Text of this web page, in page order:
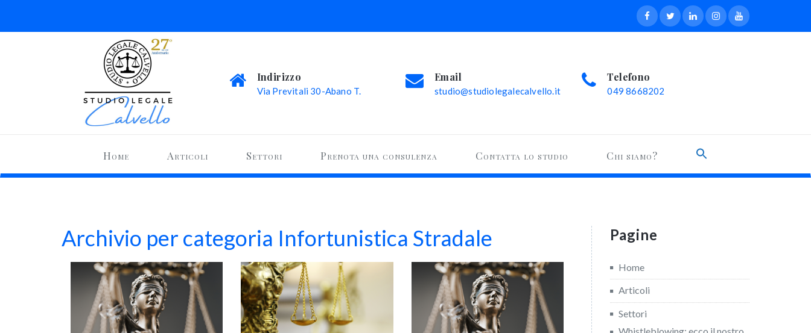
Indirizzo
Via Previtali 30-Abano T.
Email
studio@studiolegalecalvello.it
Telefono
049 8668202
Home Articoli Settori Prenota una consulenza Contatta lo studio Chi siamo?
Archivio per categoria Infortunistica Stradale Pagine
Home
Articoli
Settori